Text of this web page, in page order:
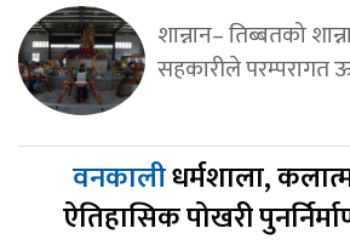
शान्नान– तिब्बतको
सहकारीले परम्परागत
वनकालीधर्मशाला,
ऐतिहासिक पोखरी